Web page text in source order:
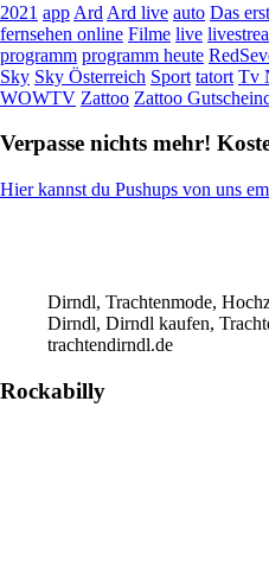
2021 app Ard Ard live auto Das
fernsehen online Filme live
programm programm heute
Sky Sky Österreich Sport tatort Tv
WOWTV Zattoo Zattoo
Verpasse nichts mehr!
Hier kannst du Pushups von uns
Dirndl, Trachtenmode,
Dirndl, Dirndl kaufen,
trachtendirndl.de
Rockabilly